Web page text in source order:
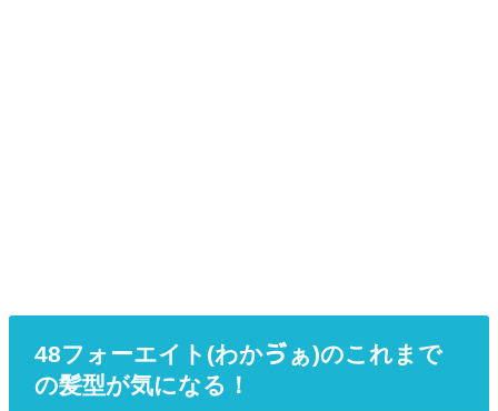
48フォーエイト(わかゔぁ)のこれまで
の髪型が気になる！